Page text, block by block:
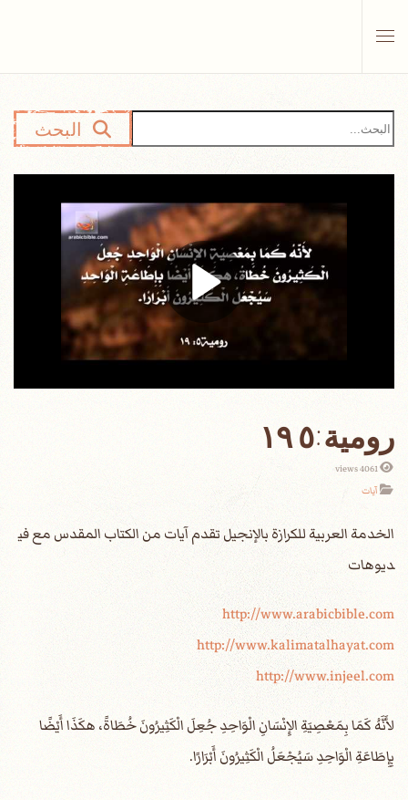
البحث
4061 views
آيات
الخدمة العربية للكرازة بالإنجيل تقدم آيات من الكتاب المقدس مع في
ديوهات
http://www.arabicbible.com
http://www.kalimatalhayat.com
http://www.injeel.com
‎لأَنَّهُ كَمَا بِمَعْصِيَةِ الإِنْسَانِ الْوَاحِدِ جُعِلَ الْكَثِيرُونَ خُطَاةً، هكَذَا أَيْضًا
بِإِطَاعَةِ الْوَاحِدِ سَيُجْعَلُ الْكَثِيرُونَ أَبْرَارًا.